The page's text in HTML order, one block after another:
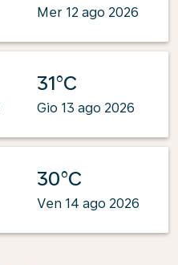
Mer 12 ago 2026
31°C
Gio 13 ago 2026
30°C
Ven 14 ago 2026